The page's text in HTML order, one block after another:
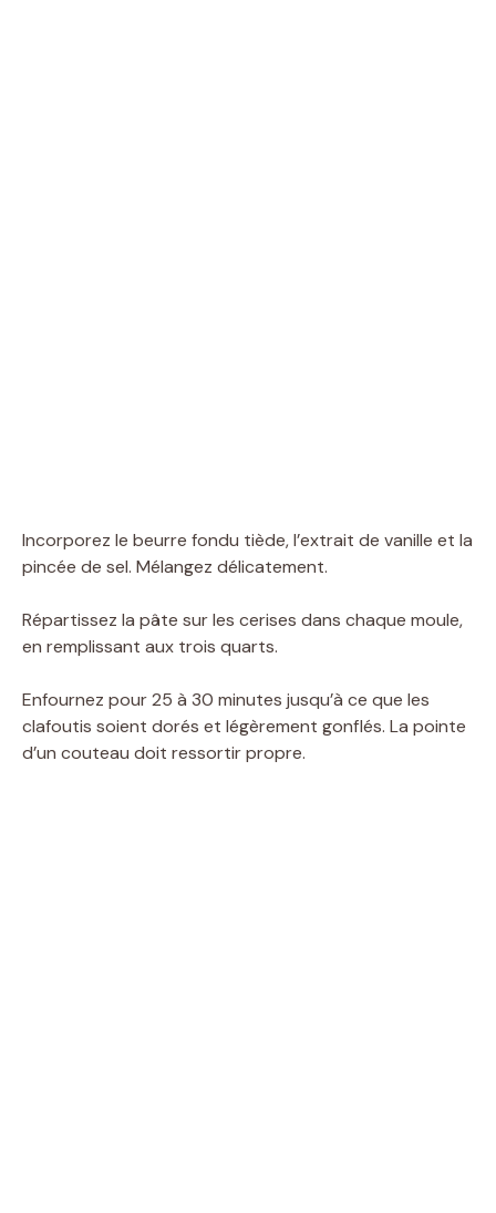
Incorporez le beurre fondu tiède, l’extrait de vanille et la
pincée de sel. Mélangez délicatement.
Répartissez la pâte sur les cerises dans chaque moule,
en remplissant aux trois quarts.
Enfournez pour 25 à 30 minutes jusqu’à ce que les
clafoutis soient dorés et légèrement gonflés. La pointe
d’un couteau doit ressortir propre.